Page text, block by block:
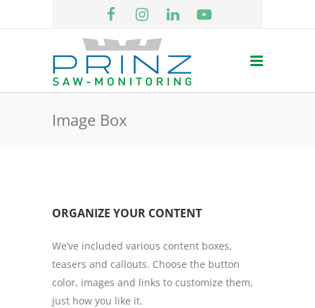
Image Box
ORGANIZE YOUR CONTENT
We’ve included various content boxes,
teasers and callouts. Choose the button
color, images and links to customize them,
just how you like it.